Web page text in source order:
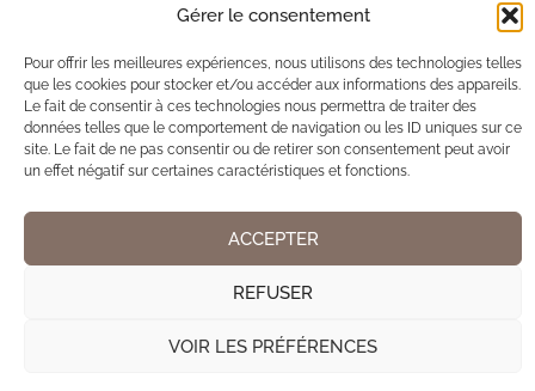
Gérer le consentement
Pour offrir les meilleures expériences, nous utilisons des technologies telles
que les cookies pour stocker et/ou accéder aux informations des appareils.
Le fait de consentir à ces technologies nous permettra de traiter des
données telles que le comportement de navigation ou les ID uniques sur ce
site. Le fait de ne pas consentir ou de retirer son consentement peut avoir
un effet négatif sur certaines caractéristiques et fonctions.
ACCEPTER
REFUSER
VOIR LES PRÉFÉRENCES
Mentions légalesCookies
Site réalisé par www.cocktail-graphic.com